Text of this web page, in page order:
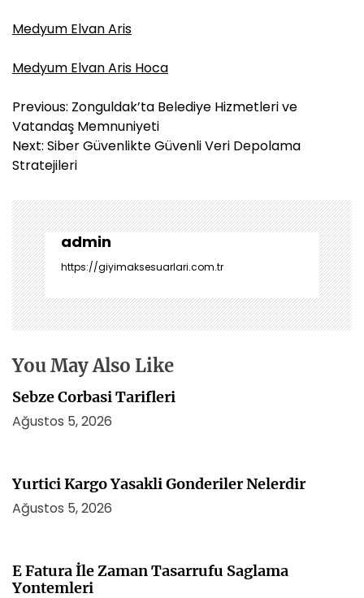
Medyum Elvan Aris
Medyum Elvan Aris Hoca
Y
a
z
ı
e
z
i
n
m
e
s
Previous: Zonguldak’ta Belediye Hizmetleri ve
Vatandaş Memnuniyeti
Next: Siber Güvenlikte Güvenli Veri Depolama
Stratejileri
admin
https://giyimaksesuarlari.com.tr
You May Also Like
Sebze Corbasi Tarifleri
Ağustos 5, 2026
Yurtici Kargo Yasakli Gonderiler Nelerdir
Ağustos 5, 2026
E Fatura İle Zaman Tasarrufu Saglama
Yontemleri